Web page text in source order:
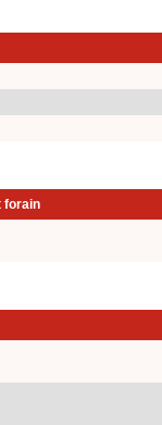
forain